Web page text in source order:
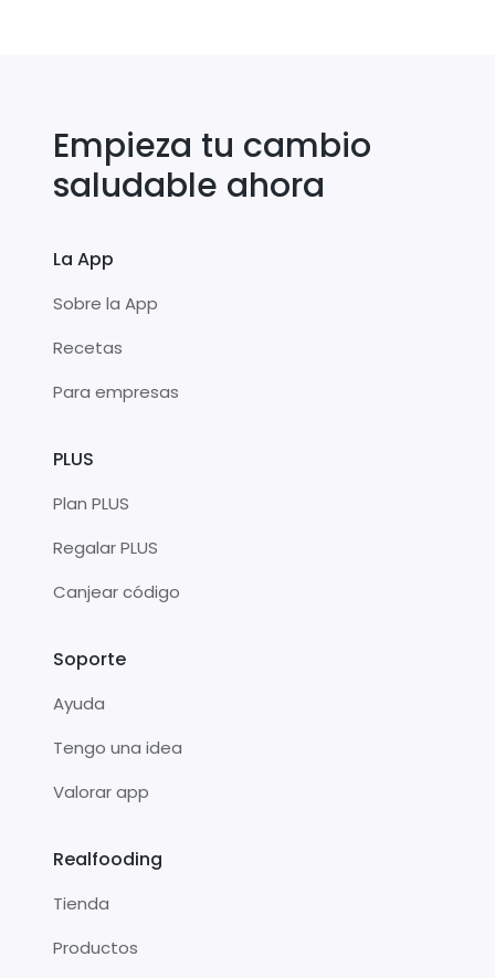
Empieza tu cambio
saludable ahora
La App
Sobre la App
Recetas
Para empresas
PLUS
Plan PLUS
Regalar PLUS
Canjear código
Soporte
Ayuda
Tengo una idea
Valorar app
Realfooding
Tienda
Productos